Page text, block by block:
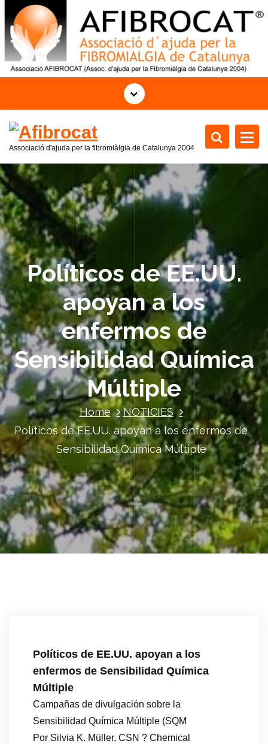
o
n
t
Associació d'ajuda per la fibromiàlgia de Catalunya 2004
Políticos de EE.UU.
apoyan a los
enfermos de
Sensibilidad Química
Múltiple
Home
NOTICIES
Políticos de EE.UU. apoyan a los enfermos de
Sensibilidad Química Múltiple
Políticos de EE.UU. apoyan a los
enfermos de Sensibilidad Química
Múltiple
Campañas de divulgación sobre la
Sensibilidad Química Múltiple (SQM
Por Silvia K. Müller, CSN ? Chemical